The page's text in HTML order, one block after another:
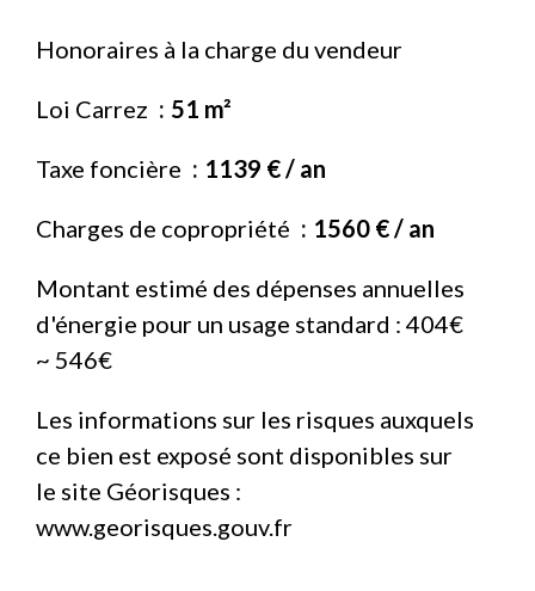
Honoraires à la charge du vendeur
Loi Carrez 51 m²
Taxe foncière 1139 € / an
Charges de copropriété 1560 € / an
Montant estimé des dépenses annuelles
d'énergie pour un usage standard : 404€
~ 546€
Les informations sur les risques auxquels
ce bien est exposé sont disponibles sur
le site Géorisques :
www.georisques.gouv.fr